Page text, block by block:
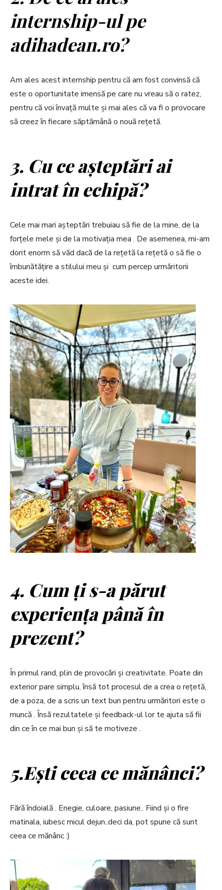
internship-ul pe
adihadean.ro?
Am ales acest internship pentru că am fost convinsă că
este o oportunitate imensă pe care nu vreau să o ratez,
pentru că voi învață multe și mai ales că va fi o provocare
să creez în fiecare săptămână o nouă rețetă.
3. Cu ce așteptări ai
intrat în echipă?
Cele mai mari așteptări trebuiau să fie de la mine, de la
forțele mele și de la motivația mea . De asemenea, mi-am
dorit enorm să văd dacă de la rețetă la rețetă o să fie o
îmbunătățire a stilului meu și cum percep urmăritorii
aceste idei.
4. Cum ți s-a părut
experiența până în
prezent?
În primul rand, plin de provocări și creativitate. Poate din
exterior pare simplu, însă tot procesul de a crea o rețetă,
de a poza, de a scris un text bun pentru urmăritori este o
muncă . Însă rezultatele și feedback-ul lor te ajuta să fii
din ce în ce mai bun și să te motiveze .
5.Ești ceea ce mănânci?
Fără îndoială . Enegie, culoare, pasiune.. Fiind și o fire
matinala, iubesc micul dejun..deci da, pot spune că sunt
ceea ce mănânc :)